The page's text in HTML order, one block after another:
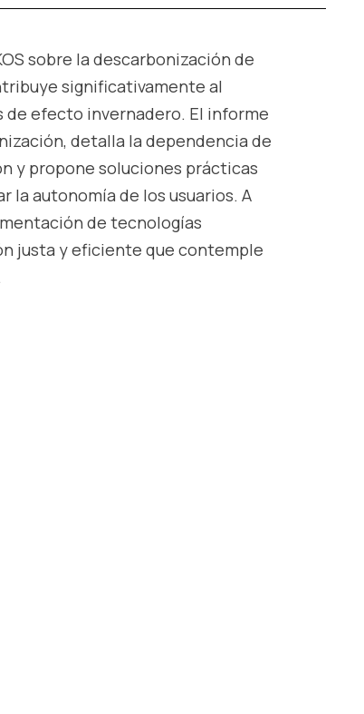
sobre la descarbonización de
significativamente al
de efecto invernadero. El informe
detalla la dependencia de
y propone soluciones prácticas
la autonomía de los usuarios. A
de tecnologías
justa y eficiente que contemple